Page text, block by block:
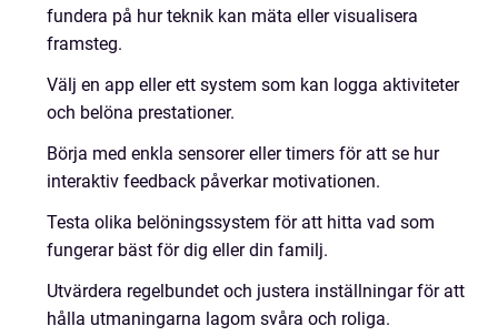
fundera på hur teknik kan mäta eller visualisera
framsteg.
Välj en app eller ett system som kan logga aktiviteter
och belöna prestationer.
Börja med enkla sensorer eller timers för att se hur
interaktiv feedback påverkar motivationen.
Testa olika belöningssystem för att hitta vad som
fungerar bäst för dig eller din familj.
Utvärdera regelbundet och justera inställningar för att
hålla utmaningarna lagom svåra och roliga.